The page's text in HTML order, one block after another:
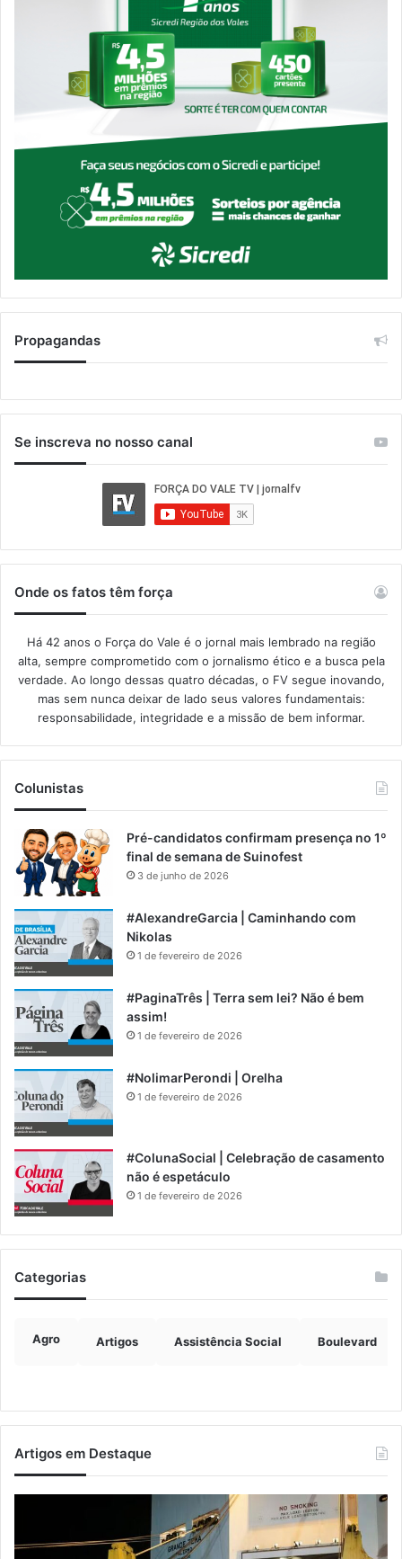
Propagandas
Se inscreva no nosso canal
Onde os fatos têm força
Há 42 anos o Força do Vale é o jornal mais lembrado na região
alta, sempre comprometido com o jornalismo ético e a busca pela
verdade. Ao longo dessas quatro décadas, o FV segue inovando,
mas sem nunca deixar de lado seus valores fundamentais:
responsabilidade, integridade e a missão de bem informar.​
Colunistas
Pré-candidatos confirmam presença no 1º
final de semana de Suinofest
3 de junho de 2026
#AlexandreGarcia | Caminhando com
Nikolas
1 de fevereiro de 2026
#PaginaTrês | Terra sem lei? Não é bem
assim!
1 de fevereiro de 2026
#NolimarPerondi | Orelha
1 de fevereiro de 2026
#ColunaSocial | Celebração de casamento
não é espetáculo
1 de fevereiro de 2026
Categorias
Agro Artigos Assistência Social Boulevard
Artigos em Destaque
Roca